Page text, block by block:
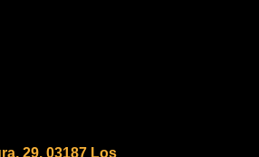
29, 03187 Los